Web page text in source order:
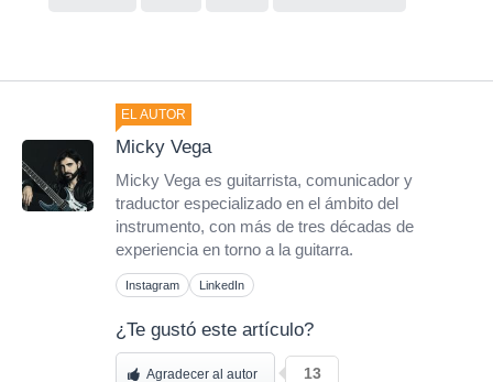
EL AUTOR
Micky Vega
Micky Vega es guitarrista, comunicador y
traductor especializado en el ámbito del
instrumento, con más de tres décadas de
experiencia en torno a la guitarra.
Instagram LinkedIn
¿Te gustó este artículo?
Agradecer al autor 13